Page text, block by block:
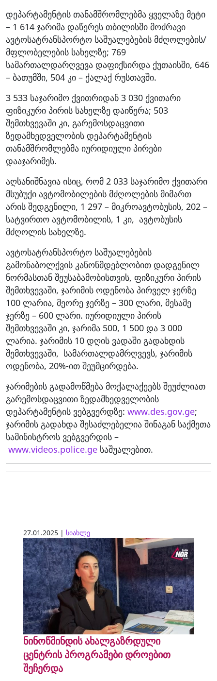
დეპარტამენტის თანამშრომლებმა ყველაზე მეტი
– 1 614 ჯარიმა დაწერეს თბილისში მოძრავი
ავტოსატრანსპორტო საშუალებების მძღოლების/
მფლობელების სახელზე; 769
სამართალდარღვევა დაფიქსირდა ქუთაისში, 646
– ბათუმში, 504 კი – ქალაქ რუსთავში.
3 533 საჯარიმო ქვითრიდან 3 030 ქვითარი
ფიზიკური პირის სახელზე დაიწერა; 503
შემთხვევაში კი, გარემოსდაცვითი
ზედამხედველობის დეპარტამენტის
თანამშრომლებმა იურიდიული პირები
დააჯარიმეს.
აღსანიშნავია ისიც, რომ 2 033 საჯარიმო ქვითარი
მსუბუქი ავტომობილების მძღოლების მიმართ
არის შედგენილი, 1 297 – მიკროავტობუსის, 202 –
სატვირთო ავტომობილის, 1 კი, ავტობუსის
მძღოლის სახელზე.
ავტოსატრანსპორტო საშუალებების
გამონაბოლქვის კანონმდებლობით დადგენილ
ნორმასთან შეუსაბამობისთვის, ფიზიკური პირის
შემთხვევაში, ჯარიმის ოდენობა პირველ ჯერზე
100 ლარია, მეორე ჯერზე – 300 ლარი, მესამე
ჯერზე – 600 ლარი. იურიდიული პირის
შემთხვევაში კი, ჯარიმა 500, 1 500 და 3 000
ლარია. ჯარიმის 10 დღის ვადაში გადახდის
შემთხვევაში, სამართალდამრღვევს, ჯარიმის
ოდენობა, 20%-ით შეუმცირდება.
ჯარიმების გადამოწმება მოქალაქეებს შეუძლიათ
გარემოსდაცვითი ზედამხედველობის
დეპარტამენტის ვებგვერდზე: www.des.gov.ge;
ჯარიმის გადახდა შესაძლებელია შინაგან საქმეთა
სამინისტროს ვებგვერდის –
www.videos.police.ge საშუალებით.
27.01.2025 | სიახლე
ნინოწმინდის ახალგაზრდული
ცენტრის პროგრამები დროებით
შეჩერდა